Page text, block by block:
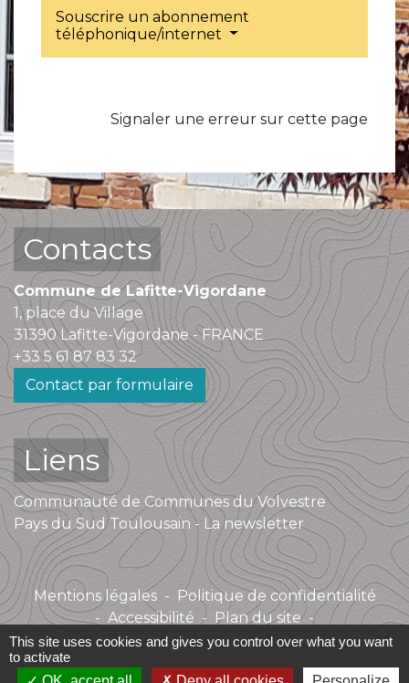
Souscrire un abonnement
téléphonique/internet
Signaler une erreur sur cette page
Contacts
Commune de Lafitte-Vigordane
1, place du Village
31390 Lafitte-Vigordane - FRANCE
+33 5 61 87 83 32
Contact par formulaire
Liens
Communauté de Communes du Volvestre
Pays du Sud Toulousain - La newsletter
Mentions légales - Politique de confidentialité
- Accessibilité - Plan du site -
Gestion des cookies
This site uses cookies and gives you control over what you want
to activate